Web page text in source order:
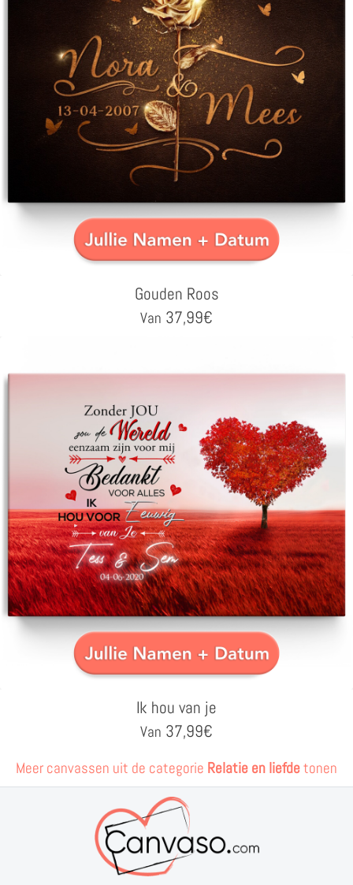
Gouden Roos
Van 37,99€
Ik hou van je
Van 37,99€
Meer canvassen uit de categorie Relatie en liefdetonen